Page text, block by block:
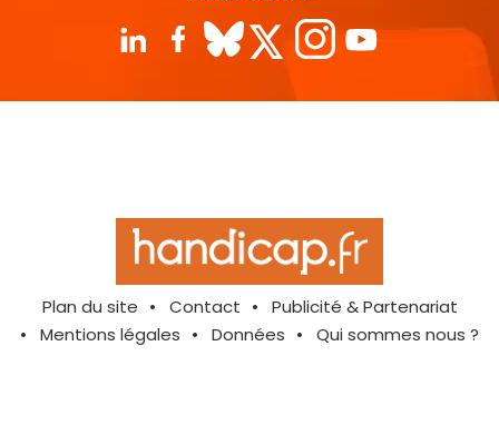
Plan du site Contact
Publicité & Partenariat
Mentions légales
Données Qui sommes nous ?